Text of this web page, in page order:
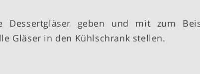
geben und mit zum
Gläser in den Kühlschrank stellen.